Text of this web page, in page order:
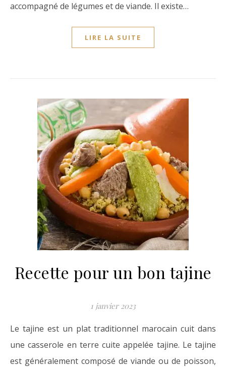
accompagné de légumes et de viande. Il existe…
LIRE LA SUITE
Recette pour un bon tajine
1 janvier 2023
Le tajine est un plat traditionnel marocain cuit dans
une casserole en terre cuite appelée tajine. Le tajine
est généralement composé de viande ou de poisson,